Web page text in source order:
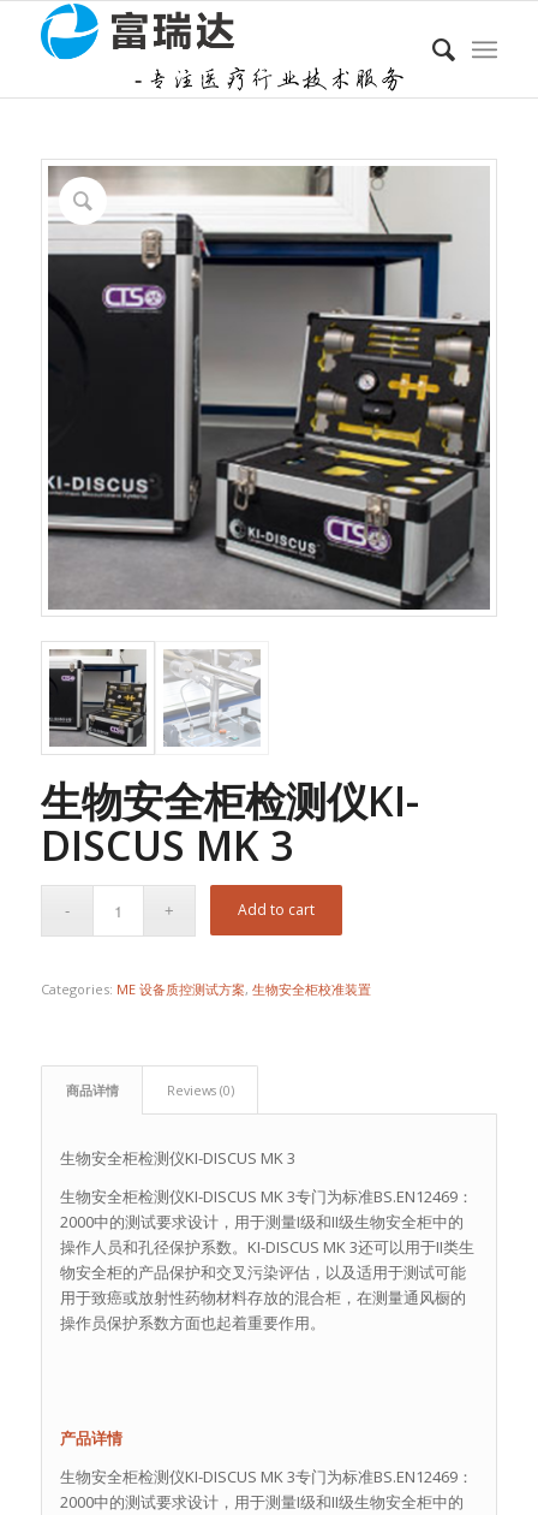
生物安全柜检测仪KI-
DISCUS MK 3
Add to cart
Categories: ME 设备质控测试方案, 生物安全柜校准装置
商品详情 Reviews (0)
生物安全柜检测仪KI-DISCUS MK 3
生物安全柜检测仪KI-DISCUS MK 3专门为标准BS.EN12469：
2000中的测试要求设计，用于测量I级和II级生物安全柜中的
操作人员和孔径保护系数。KI-DISCUS MK 3还可以用于II类生
物安全柜的产品保护和交叉污染评估，以及适用于测试可能
用于致癌或放射性药物材料存放的混合柜，在测量通风橱的
操作员保护系数方面也起着重要作用。
产品详情
生物安全柜检测仪KI-DISCUS MK 3专门为标准BS.EN12469：
2000中的测试要求设计，用于测量I级和II级生物安全柜中的